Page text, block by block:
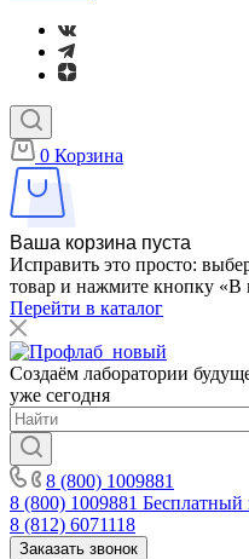
0 Корзина
Ваша корзина пуста
Исправить это просто:
товар и нажмите кнопку «В
Перейти в каталог
Создаём лаборатории
уже сегодня
8 (800) 1009881
8 (800) 1009881 Бесплатный
8 (812) 6071118
Заказать звонок